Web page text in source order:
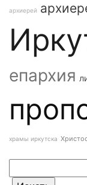
архиерей
епархия
храмы иркутска